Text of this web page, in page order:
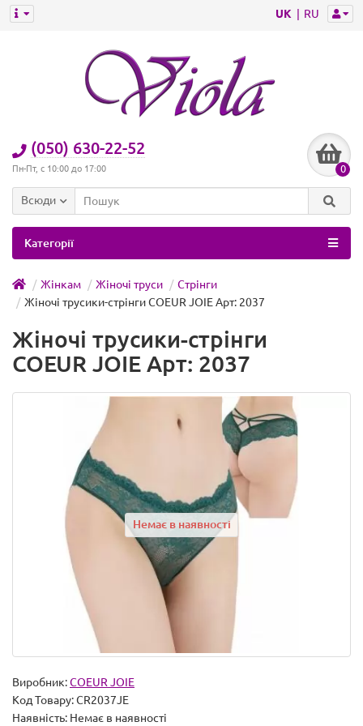
UK RU
(050) 630-22-52
Пн-Пт, с 10:00 до 17:00 0
Всюди
Категорії
Жінкам Жіночі труси
Стрінги
Жіночі трусики-стрінги COEUR JOIE Арт: 2037
Жіночі трусики-стрінги
COEUR JOIE Арт: 2037
Немає в наявності
Виробник:COEUR JOIE
Код Товару:CR2037JE
Наявність: Немає в наявності